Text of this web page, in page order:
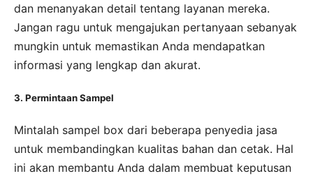
dan menanyakan detail tentang layanan mereka.
Jangan ragu untuk mengajukan pertanyaan sebanyak
mungkin untuk memastikan Anda mendapatkan
informasi yang lengkap dan akurat.
3. Permintaan Sampel
Mintalah sampel box dari beberapa penyedia jasa
untuk membandingkan kualitas bahan dan cetak. Hal
ini akan membantu Anda dalam membuat keputusan